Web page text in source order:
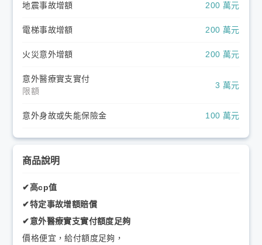
地震事故增額 200 萬元
電梯事故增額 200 萬元
火災意外增額 200 萬元
意外醫療實支實付
限額
3 萬元
意外身故或失能保險金 100 萬元
商品說明
✔高cp值
✔特定事故增額賠償
✔意外醫療實支實付額度足夠
價格便宜，給付額度足夠，